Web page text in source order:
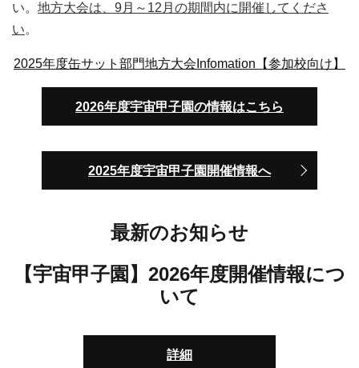
い。 地方大会は、9月～12月の期間内に開催してくださ
い。
2025年度缶サット部門地方大会Infomation【参加校向け】
2026年度宇宙甲子園の情報はこちら
2025年度宇宙甲子園開催情報へ
最新のお知らせ
【宇宙甲子園】2026年度開催情報につ
いて
詳細